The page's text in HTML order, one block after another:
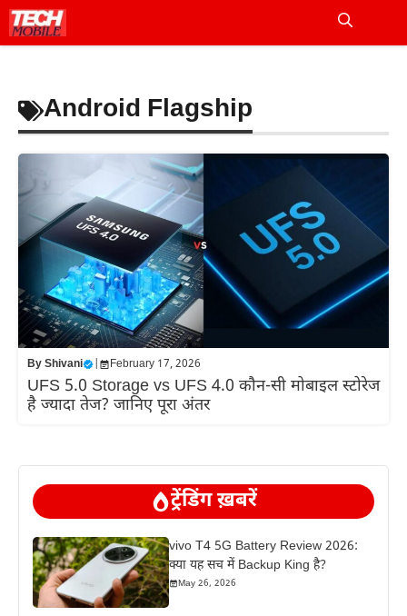
Skip
to
Android Flagship
ByShivani February 17, 2026
UFS 5.0 Storage vs UFS 4.0 कौन-सी मोबाइल स्टोरेज
है ज्यादा तेज? जानिए पूरा अंतर
ट्रेंडिंग ख़बरें
vivo T4 5G Battery Review 2026:
क्या यह सच में Backup King है?
May 26, 2026